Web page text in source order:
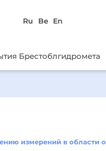
Ru Be En
Брестоблгидромета
измерений в